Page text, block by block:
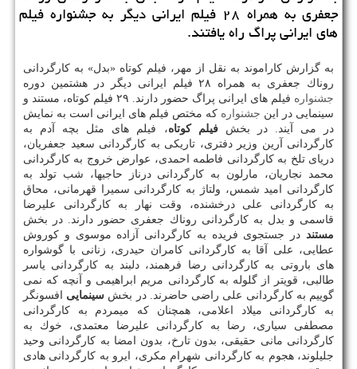
جعفری به همراه ۲۸ فیلم ایرانی دیگر به جشنواره فیلم
های ایرانی پراگ راه یافتند.
به گزارش كاراموند به نقل از مهر، فیلم كوتاه «بدل» به كارگردانی
روناك جعفری به همراه ۲۸ فیلم ایرانی دیگر در هشتمین دوره
جشنواره
فیلم های ایرانی پراگ حضور دارند. ۲۹ فیلم كوتاه، مستند و
سینمایی در این جشنواره كه مختص فیلم های ایرانی است به نمایش
در می آیند. در بخشفیلم كوتاه، فیلم های مثل بچه آدم به
كارگردانی آرین وزیر دفتری، تاریكی به كارگردانی سعید جعفریان،
دریای تلخ به كارگردانی فاطمه احمدی، عوارض خروج به كارگردانی
محمد نجاریان، مارلون به كارگردانی درناز حاجیها، شب تولد به
كارگردانی امید شمس، ولتاژ به كارگردانی سمیرا قهرمانی، محاق
به كارگردانی علی درخشنده، وقت نهار به كارگردانی علیرضا
قاسمی و بدل به كارگردانی روناك جعفری حضور دارند. در بخش
مستند در جستجوی فریده به كارگردانی آزاده موسوی و كوروش
عطایی، علی آقا به كارگردانی كامران حیدری، زنانی با گوشواره
های باروتی به كارگردانی رضا فرهمند، دلبند به كارگردانی یاسر
طالبی، قویتر از گلوله به كارگردانی مریم ابراهیمی و آنچه كه نمی
گوییم به كارگردانی علی راضی حاضرند. در بخش سینمایی افسونگر
به كارگردانی میلاد اعلامی، همچنان كه میمردم به كارگردانی
مصطفی سیاری، رضا به كارگردانی علیرضا معتمدی، خوك به
كارگردانی مانی حقیقی، بدون تارخ، بدون امضا به كارگردانی وحید
جلیلوند، هجوم به كارگردانی شهرام مكری، ایرو به كارگردانی هادی